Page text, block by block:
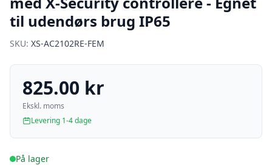
til udendørs brug IP65
SKU: XS-AC2102RE-FEM
825.00 kr
Ekskl. moms
Levering 1-4 dage
På lager